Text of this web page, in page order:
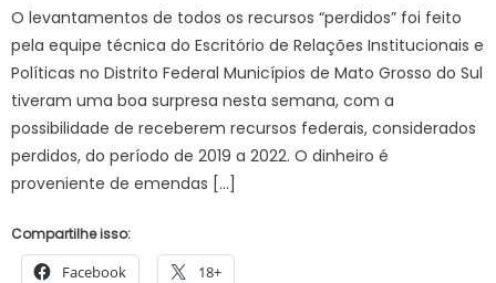
O levantamentos de todos os recursos “perdidos” foi feito
pela equipe técnica do Escritório de Relações Institucionais e
Políticas no Distrito Federal Municípios de Mato Grosso do Sul
tiveram uma boa surpresa nesta semana, com a
possibilidade de receberem recursos federais, considerados
perdidos, do período de 2019 a 2022. O dinheiro é
proveniente de emendas […]
Compartilhe isso:
Facebook 18+